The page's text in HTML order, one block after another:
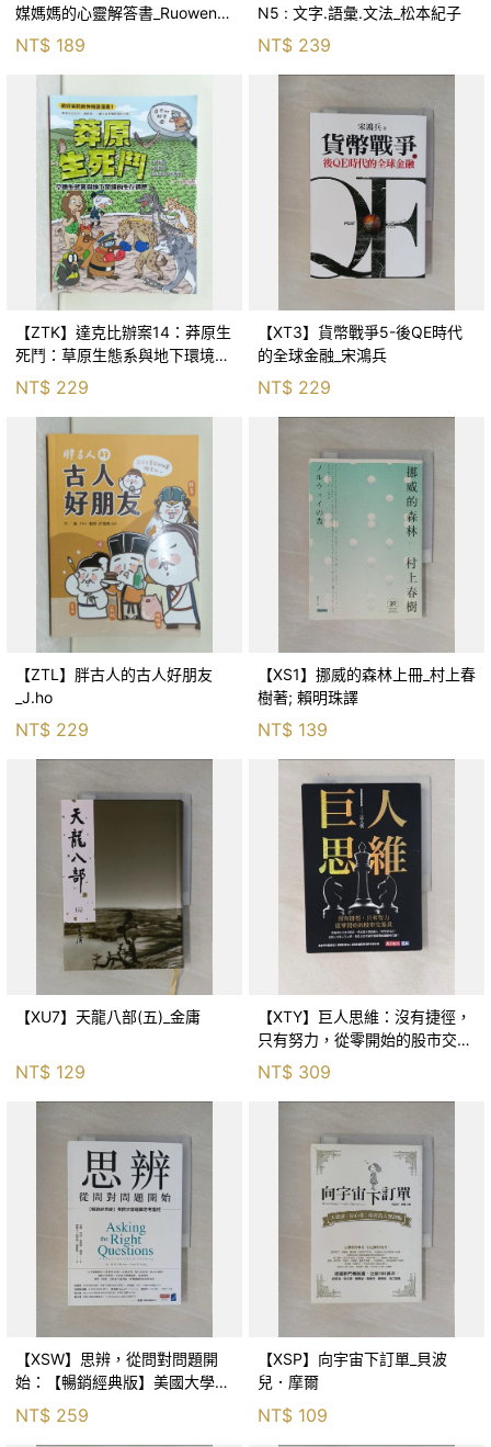
媒媽媽的心靈解答書_Ruowen
Huang
NT$ 189
N5 : 文字.語彙.文法_松本紀子
NT$ 239
【ZTK】達克比辦案14：莽原生
死鬥：草原生態系與地下環境的
生存適應_柯智元
NT$ 229
【XT3】貨幣戰爭5-後QE時代
的全球金融_宋鴻兵
NT$ 229
【ZTL】胖古人的古人好朋友
_J.ho
NT$ 229
【XS1】挪威的森林上冊_村上春
樹著; 賴明珠譯
NT$ 139
【XU7】天龍八部(五)_金庸
NT$ 129
【XTY】巨人思維：沒有捷徑，
只有努力，從零開始的股市交易
員_巨人傑
NT$ 309
【XSW】思辨，從問對問題開
始：【暢銷經典版】美國大學邏
輯思考聖經_尼爾．布朗, 史都
華．基里, 羅耀宗, 蔡宏明, 黃賓
NT$ 259
【XSP】向宇宙下訂單_貝波
兒．摩爾
NT$ 109